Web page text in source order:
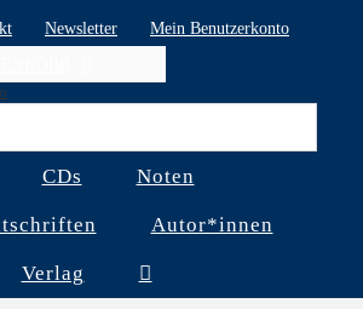
Newsletter
Mein Benutzerkonto
CDs Noten
Autor*innen
Verlag